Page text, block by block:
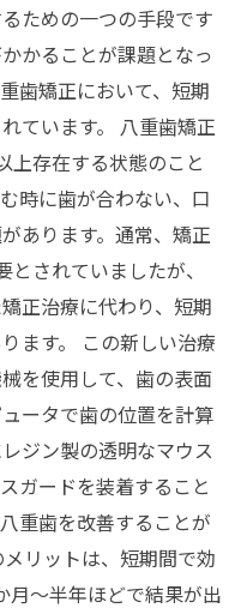
ための一つの手段です
かることが課題となっ
歯矯正において、短期
ています。 八重歯矯正
上存在する状態のこと
時に歯が合わない、口
あります。通常、矯正
されていましたが、
正治療に代わり、短期
ます。 この新しい治療
を使用して、歯の表面
ータで歯の位置を計算
ジン製の透明なマウス
ガードを装着すること
重歯を改善することが
リットは、短期間で効
月～半年ほどで結果が出